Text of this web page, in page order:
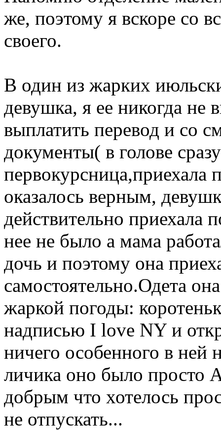
же, поэтому я вскоре со
своего.
В один из жарких
девушка, я ее никогда не
выплатить перевод и со
документы( в голове
первокурсница,приехала
оказалось верным,
действительно приехала
нее не было а мама
дочь и поэтому она
самостоятельно.Одета
жаркой погоды:
надписью I love NY и
ничего особенного в ней
личика оно было просто
добрым что хотелось
не отпускать...